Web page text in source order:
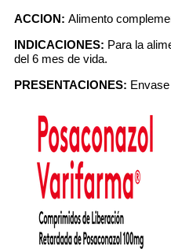
ACCION: Alimento
INDICACIONES: Para la
del 6 mes de vida.
PRESENTACIONES: